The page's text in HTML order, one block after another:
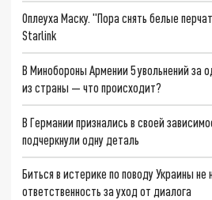
Оплеуха Маску. "Пора снять белые
Starlink
В Минобороны Армении 5 увольнений за
из страны — что происходит?
В Германии признались в своей
подчеркнули одну деталь
Биться в истерике по поводу Украины
ответственность за уход от диалога